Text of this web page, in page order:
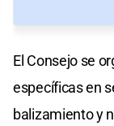
El Consejo se
específicas en
balizamiento y